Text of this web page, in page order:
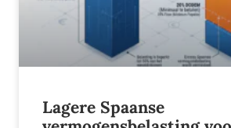
Lagere Spaanse